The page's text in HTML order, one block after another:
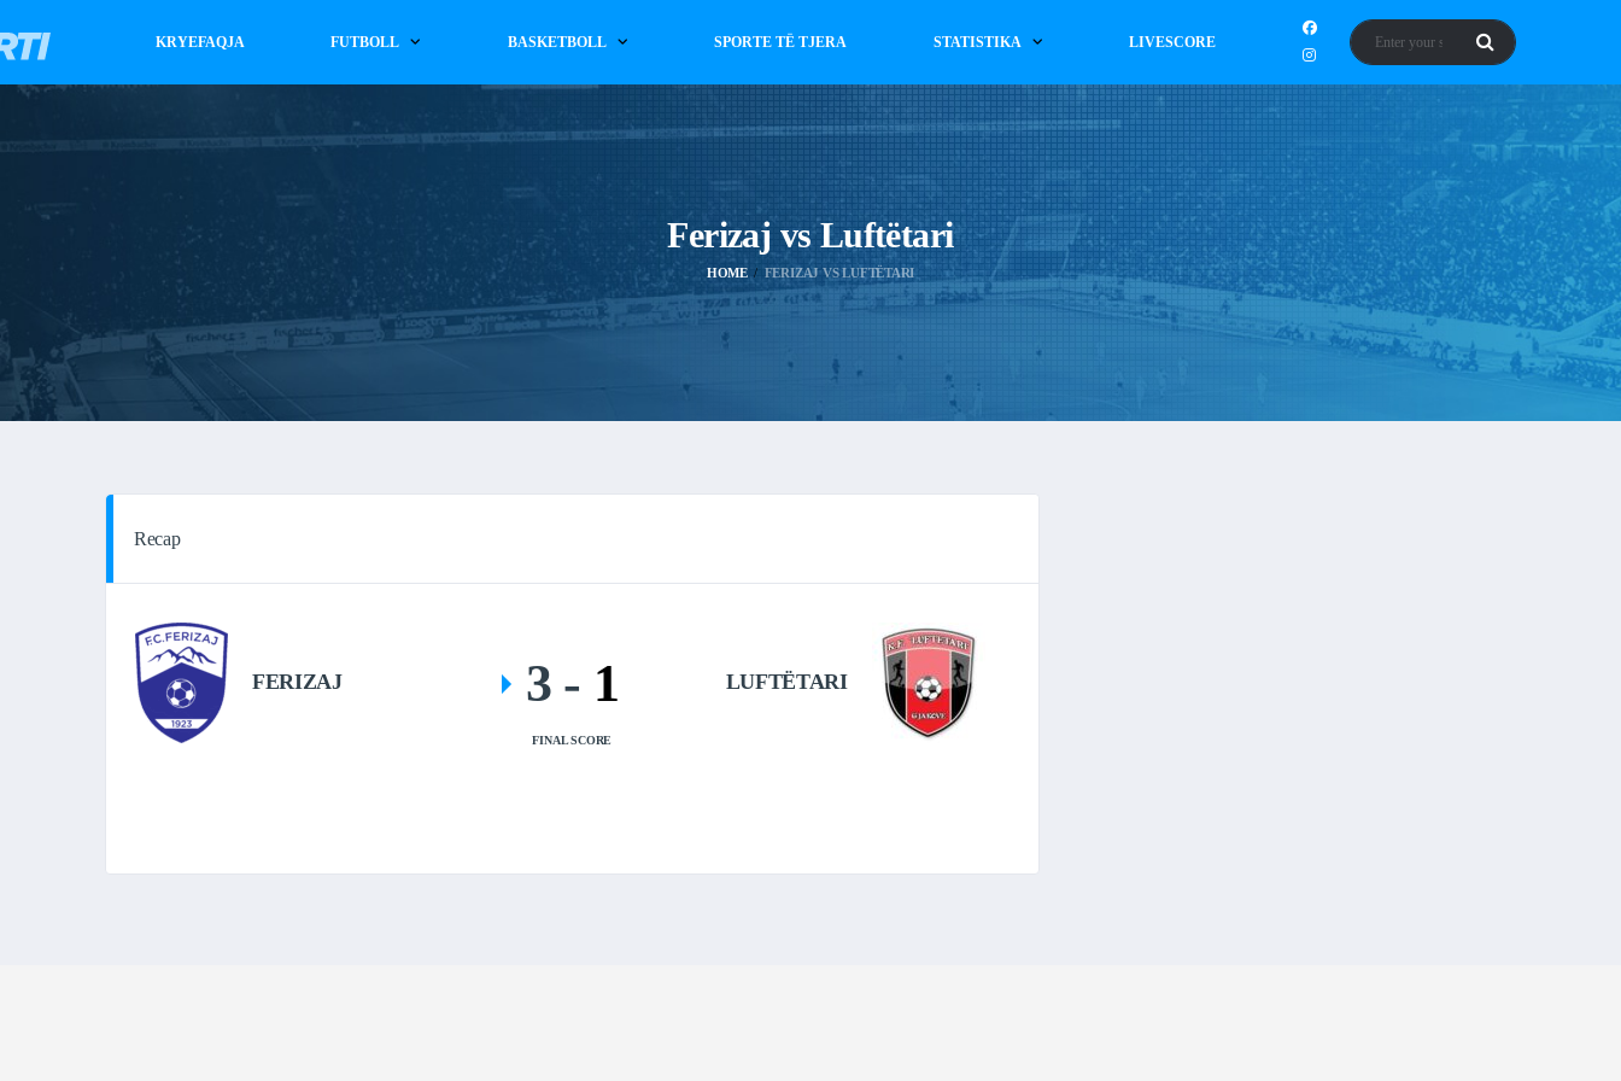
KRYEFAQJA FUTBOLL BASKETBOLL SPORTE TË TJERA STATISTIKA LIVESCORE
Ferizaj vs Luftëtari
HOME FERIZAJ VS LUFTËTARI
Recap
FERIZAJ LUFTËTARI
3 - 1
FINAL SCORE